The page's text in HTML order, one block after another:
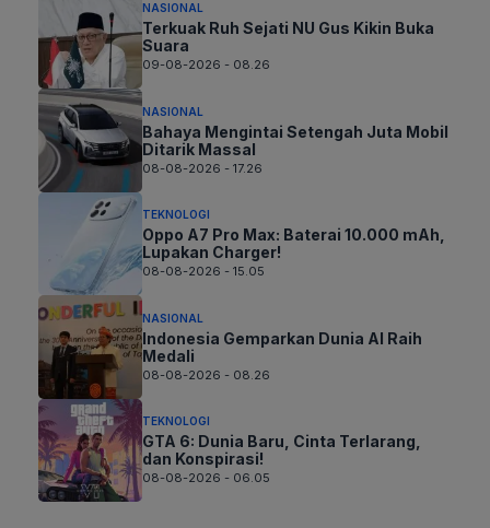
NASIONAL
Terkuak Ruh Sejati NU Gus Kikin Buka
Suara
09-08-2026 - 08.26
NASIONAL
Bahaya Mengintai Setengah Juta Mobil
Ditarik Massal
08-08-2026 - 17.26
TEKNOLOGI
Oppo A7 Pro Max: Baterai 10.000 mAh,
Lupakan Charger!
08-08-2026 - 15.05
NASIONAL
Indonesia Gemparkan Dunia AI Raih
Medali
08-08-2026 - 08.26
TEKNOLOGI
GTA 6: Dunia Baru, Cinta Terlarang,
dan Konspirasi!
08-08-2026 - 06.05